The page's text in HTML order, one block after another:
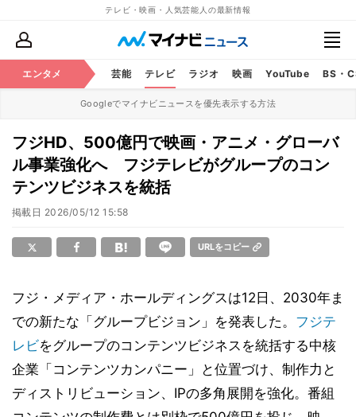
テレビ・映画・人気芸能人の最新情報
エンタメ 芸能 テレビ ラジオ 映画 YouTube BS・
Googleでマイナビニュースを優先表示する方法
フジHD、500億円で映画・アニメ・グローバ
ル事業強化へ フジテレビがグループのコン
テンツビジネスを統括
掲載日 2026/05/12 15:58
URLをコピー
フジ・メディア・ホールディングスは12日、2030年ま
での新たな「グループビジョン」を発表した。 フジテ
レビをグループのコンテンツビジネスを統括する中核
企業「コンテンツカンパニー」と位置づけ、制作力と
ディストリビューション、IPの多角展開を強化。番組